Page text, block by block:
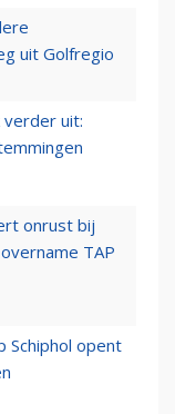
uit Golfregio
uit:
onrust bij
TAP
Schiphol opent